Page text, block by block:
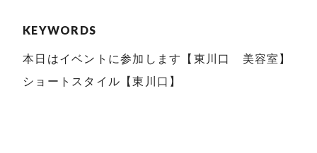
KEYWORDS
本日はイベントに参加します【東川口 美容室】
ショートスタイル【東川口】